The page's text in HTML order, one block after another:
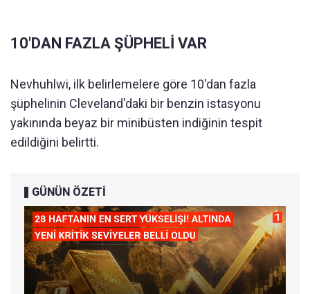
10'DAN FAZLA ŞÜPHELİ VAR
Nevhuhlwi, ilk belirlemelere göre 10'dan fazla
şüphelinin Cleveland'daki bir benzin istasyonu
yakınında beyaz bir minibüsten indiğinin tespit
edildiğini belirtti.
GÜNÜN ÖZETİ